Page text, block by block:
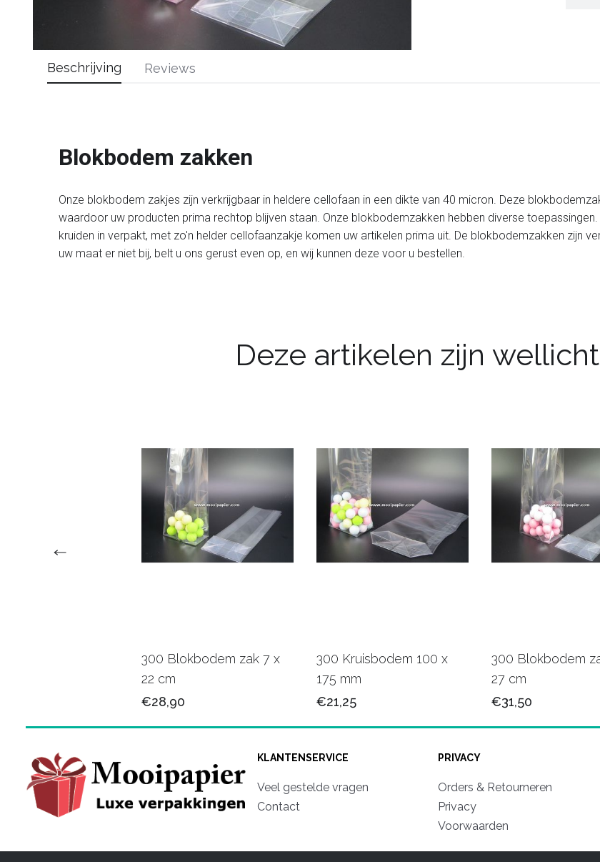
Beschrijving
Blokbodem zakken
Onze blokbodem zakjes zijn verkrijgbaar in heldere cellofaan in een dikte van 40 micron. Deze
waardoor uw producten prima rechtop blijven staan. Onze blokbodemzakken hebben diverse
kruiden in verpakt, met zo'n helder cellofaanzakje komen uw artikelen prima uit. De blokbodemzakken zijn
uw maat er niet bij, belt u ons gerust even op, en wij kunnen deze voor u bestellen.
Reviews
Deze artikelen zijn
300 Blokbodem zak 7 x
22 cm
€28,90
300 Kruisbodem 100 x
175 mm
€21,25
300 Blokbodem
27 cm
€31,50
KLANTENSERVICE
Veel gestelde vragen
Contact
PRIVACY
Orders & Retourneren
Privacy
Voorwaarden